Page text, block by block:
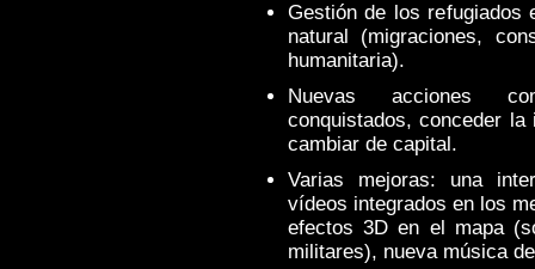
Gestión de los refugiados
natural (migraciones,
humanitaria).
Nuevas acciones
conquistados, conceder la
cambiar de capital.
Varias mejoras: una
vídeos integrados en los
efectos 3D en el mapa
militares), nueva música